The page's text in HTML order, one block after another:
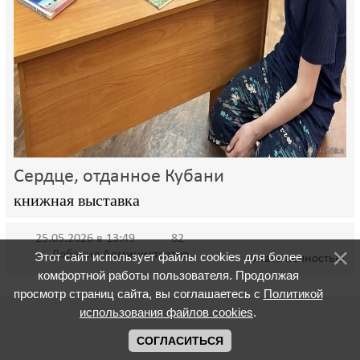
Сердце, отданное Кубани
книжная выставка
25.05.2026 в 13:49
82
ДобавилАдминистратор Читать полностью
Этот сайт использует файлы cookies для более
комфортной работы пользователя. Продолжая
просмотр страниц сайта, вы соглашаетесь с Политикой
использования файлов cookies.
СОГЛАСИТЬСЯ